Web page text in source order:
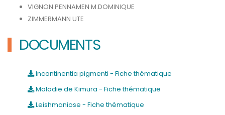
VIGNON PENNAMEN M.DOMINIQUE
ZIMMERMANN UTE
DOCUMENTS
Incontinentia pigmenti - Fiche thématique
Maladie de Kimura - Fiche thématique
Leishmaniose - Fiche thématique